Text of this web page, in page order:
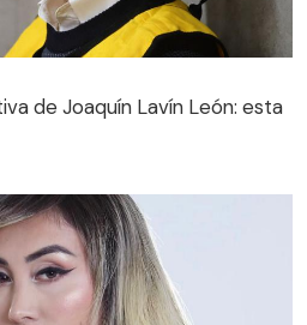
de Joaquín Lavín León: esta